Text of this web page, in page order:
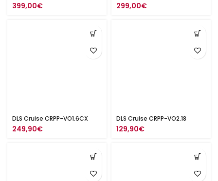
399,00€ 299,00€
DLS Cruise CRPP-VO1.6CX
249,90€
DLS Cruise CRPP-VO2.18
129,90€